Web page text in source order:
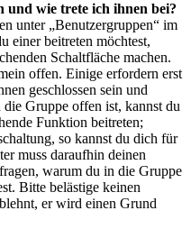
und wie trete ich ihnen bei?
unter „Benutzergruppen“ im
einer beitreten möchtest,
Schaltfläche machen.
offen. Einige erfordern erst
geschlossen sein und
Gruppe offen ist, kannst du
Funktion beitreten;
so kannst du dich für
muss daraufhin deinen
warum du in die Gruppe
Bitte belästige keinen
er wird einen Grund